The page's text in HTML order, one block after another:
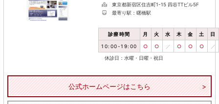
東京都新宿区住吉町1-15 四谷TTビル5F
最寄り駅：曙橋駅
診療時間 月 火 水 木 金 土 日
10:00-19:00 ○ ○ ／ ○ ○ ○ ／
休診日：水曜・日曜・祝日
公式ホームページはこちら